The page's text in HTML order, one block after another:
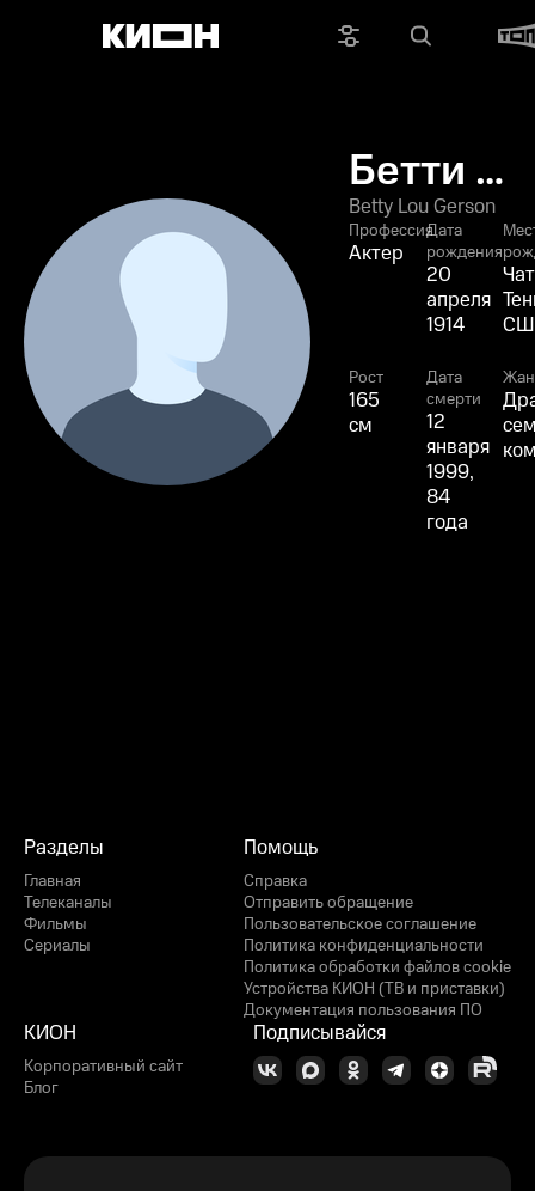
Бетти Лу
Джерсон
Betty Lou Gerson
Профессия
Актер
Дата
рождения
20
апреля
1914
Рост
165
см
Дата
смерти
12
января
1999,
84
года
Разделы
Главная
Телеканалы
Фильмы
Сериалы
Помощь
Справка
Отправить обращение
Пользовательское соглашение
Политика конфиденциальности
Политика обработки файлов cookie
Устройства КИОН (ТВ и приставки)
Документация пользования ПО
КИОН
Корпоративный сайт
Блог
Подписывайся